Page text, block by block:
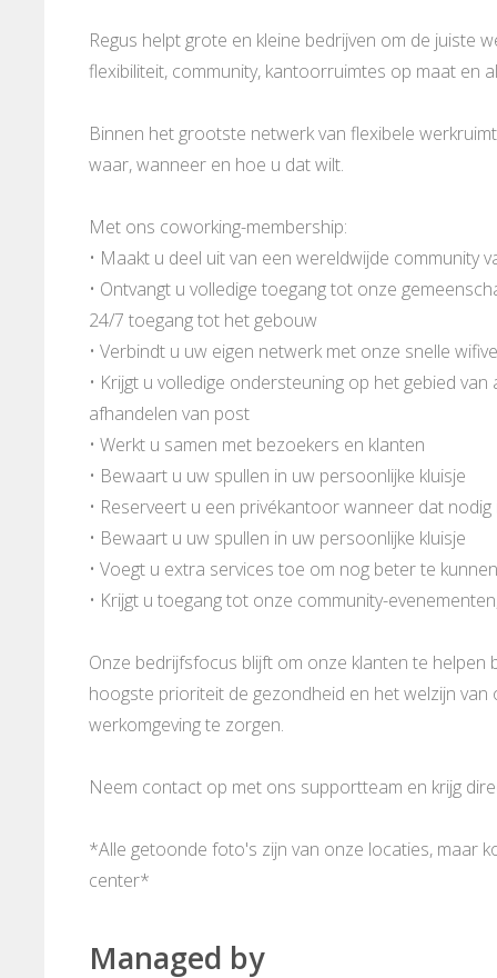
Regus helpt grote en kleine bedrijven om de juiste
flexibiliteit, community, kantoorruimtes op maat en
Binnen het grootste netwerk van flexibele
waar, wanneer en hoe u dat wilt.
Met ons coworking-membership:
• Maakt u deel uit van een wereldwijde community
• Ontvangt u volledige toegang tot onze
24/7 toegang tot het gebouw
• Verbindt u uw eigen netwerk met onze snelle
• Krijgt u volledige ondersteuning op het gebied
afhandelen van post
• Werkt u samen met bezoekers en klanten
• Bewaart u uw spullen in uw persoonlijke kluisje
• Reserveert u een privékantoor wanneer dat nodig
• Bewaart u uw spullen in uw persoonlijke kluisje
• Voegt u extra services toe om nog beter te
• Krijgt u toegang tot onze community-
Onze bedrijfsfocus blijft om onze klanten te helpen
hoogste prioriteit de gezondheid en het welzijn
werkomgeving te zorgen.
Neem contact op met ons supportteam en krijg
*Alle getoonde foto's zijn van onze locaties, maar
center*
Managed by